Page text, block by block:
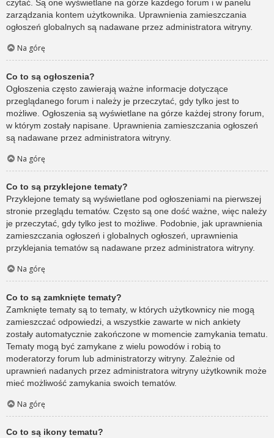
czytać. Są one wyświetlane na górze każdego forum i w panelu
zarządzania kontem użytkownika. Uprawnienia zamieszczania
ogłoszeń globalnych są nadawane przez administratora witryny.
Na górę
Co to są ogłoszenia?
Ogłoszenia często zawierają ważne informacje dotyczące
przeglądanego forum i należy je przeczytać, gdy tylko jest to
możliwe. Ogłoszenia są wyświetlane na górze każdej strony forum,
w którym zostały napisane. Uprawnienia zamieszczania ogłoszeń
są nadawane przez administratora witryny.
Na górę
Co to są przyklejone tematy?
Przyklejone tematy są wyświetlane pod ogłoszeniami na pierwszej
stronie przeglądu tematów. Często są one dość ważne, więc należy
je przeczytać, gdy tylko jest to możliwe. Podobnie, jak uprawnienia
zamieszczania ogłoszeń i globalnych ogłoszeń, uprawnienia
przyklejania tematów są nadawane przez administratora witryny.
Na górę
Co to są zamknięte tematy?
Zamknięte tematy są to tematy, w których użytkownicy nie mogą
zamieszczać odpowiedzi, a wszystkie zawarte w nich ankiety
zostały automatycznie zakończone w momencie zamykania tematu.
Tematy mogą być zamykane z wielu powodów i robią to
moderatorzy forum lub administratorzy witryny. Zależnie od
uprawnień nadanych przez administratora witryny użytkownik może
mieć możliwość zamykania swoich tematów.
Na górę
Co to są ikony tematu?